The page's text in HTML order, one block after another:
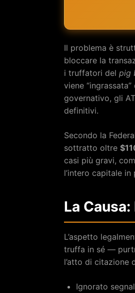
Il problema è
bloccare la
i truffatori del pig
viene
governativo, gli
definitivi.
Secondo la
sottratto oltre
casi più gravi,
l’intero capitale in
La
L’aspetto
truffa in sé —
l’atto di citazione
Ignorato